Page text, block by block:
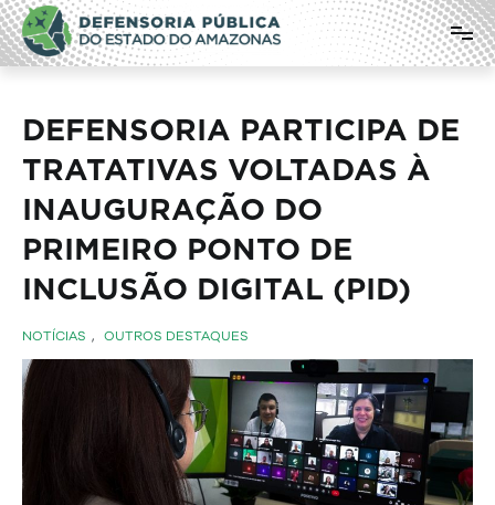
Pular
para
o
conteúdo
Defensoria Pública do Estado do
Amazonas
DEFENSORIA PARTICIPA DE
TRATATIVAS VOLTADAS À
INAUGURAÇÃO DO
PRIMEIRO PONTO DE
INCLUSÃO DIGITAL (PID)
NOTÍCIAS , OUTROS DESTAQUES